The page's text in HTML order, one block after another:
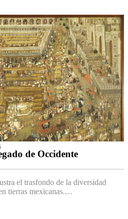
de Occidente
el trasfondo de la diversidad
tierras mexicanas.…